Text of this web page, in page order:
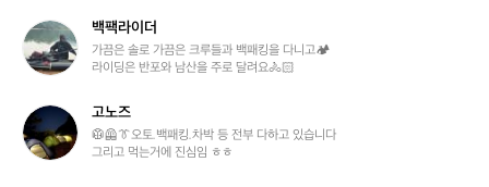
라
토
너
3
9
2
백
팩
라
더
백팩라이더
가끔은 솔로 가끔은 크루들과 백패킹을 다니고🏕️
라이딩은 반포와 남산을 주로 달려요🚴🏻
고
노
즈
고노즈
🥼🦺👔오토.백패킹.차박 등 전부 다하고 있습니다
그리고 먹는거에 진심임 ㅎㅎ